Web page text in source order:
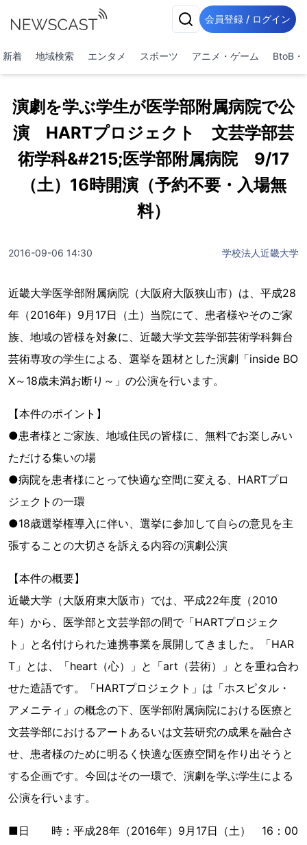
会員登録 / ログイン
新着 地域検索 エンタメ スポーツ アニメ・ゲーム BtoB・
演劇を学ぶ学生が医学部附属病院で公
演 HARTプロジェクト 文芸学部芸
術学科&#215;医学部附属病院 9/17
（土）16時開演（予約不要・入場無
料）
2016-09-06 14:30 学校法人近畿大学
近畿大学医学部附属病院（大阪府大阪狭山市）は、平成28
年（2016年）9月17日（土）当院にて、患者様やそのご家
族、地域の皆様を対象に、近畿大学文芸学部芸術学科舞台
芸術専攻の学生による、選挙を題材とした演劇「inside BO
X～18歳未満お断り～」の公演を行います。
【本件のポイント】
●患者様とご家族、地域住民の皆様に、無料でお楽しみい
ただける集いの場
●病院を患者様にとって快適な空間に変える、HARTプロ
ジェクトの一環
●18歳選挙権導入に伴い、選挙に参加して自らの意見を主
張することの大切さを訴える内容の演劇公演
【本件の概要】
近畿大学（大阪府東大阪市）では、平成22年度（2010
年）から、医学部と文芸学部の間で「HARTプロジェク
ト」と名付けられた連携事業を展開してきました。「HAR
T」とは、「heart（心）」と「art（芸術）」とを重ね合わ
せた造語です。「HARTプロジェクト」は「ホスピタル・
アメニティ」の概念の下、医学部附属病院における医療と
文芸学部におけるアートあるいは文芸研究の成果を融合さ
せ、患者様のために明るく快適な医療空間を作り出そうと
する企画です。今回はその一環で、演劇を学ぶ学生による
公演を行います。
■日 時：平成28年（2016年）9月17日（土） 16：00